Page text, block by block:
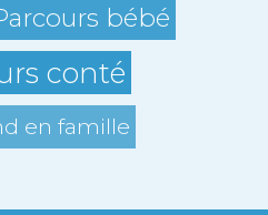
bébé
conté
en famille